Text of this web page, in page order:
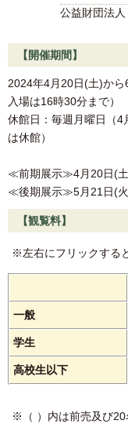
公益財団法
【開催期間】
2024年4月20日(土)か
入場は16時30分まで）
休館日：毎週月曜日（4
は休館）
≪前期展示≫4月20日(
≪後期展示≫5月21日(
【観覧料】
※左右にフリックする
一般
学生
高校生以下
※（ ）内は前売及び20